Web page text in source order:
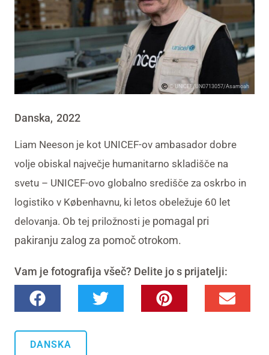
© UNICEF/UN0713057/Asamoah
Danska, 2022
Liam Neeson je kot UNICEF-ov ambasador dobre
volje obiskal največje humanitarno skladišče na
svetu – UNICEF-ovo globalno središče za oskrbo in
logistiko v Københavnu, ki letos obeležuje 60 let
delovanja. Ob tej priložnosti je pomagal pri
pakiranju zalog za pomoč otrokom.
Vam je fotografija všeč? Delite jo s prijatelji:
DANSKA